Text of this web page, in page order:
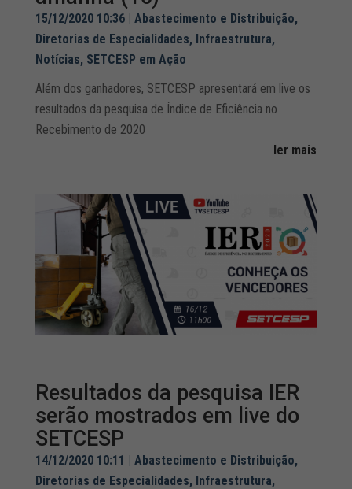
15/12/2020 10:36| Abastecimento e Distribuição,
Diretorias de Especialidades, Infraestrutura,
Notícias, SETCESP em Ação
Além dos ganhadores, SETCESP apresentará em live os
resultados da pesquisa de Índice de Eficiência no
Recebimento de 2020
ler mais
Resultados da pesquisa IER
serão mostrados em live do
SETCESP
14/12/2020 10:11 | Abastecimento e Distribuição,
Diretorias de Especialidades, Infraestrutura,